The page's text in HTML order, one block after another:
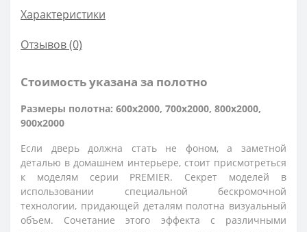
Характеристики
Отзывов (0)
Стоимость указана за полотно
Размеры полотна: 600x2000, 700x2000, 800x2000,
900x2000
Если дверь должна стать не фоном, а заметной
деталью в домашнем интерьере, стоит присмотреться
к моделям серии PREMIER. Секрет моделей в
использовании специальной бескромочной
технологии, придающей деталям полотна визуальный
объем. Сочетание этого эффекта с различными